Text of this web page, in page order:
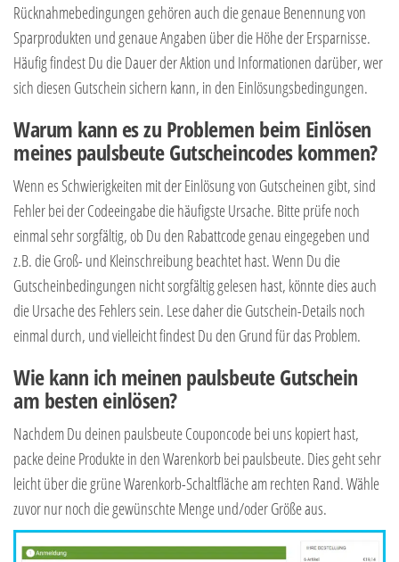
Rücknahmebedingungen gehören auch die genaue Benennung von
Sparprodukten und genaue Angaben über die Höhe der Ersparnisse.
Häufig findest Du die Dauer der Aktion und Informationen darüber, wer
sich diesen Gutschein sichern kann, in den Einlösungsbedingungen.
Warum kann es zu Problemen beim Einlösen
meines paulsbeute Gutscheincodes kommen?
Wenn es Schwierigkeiten mit der Einlösung von Gutscheinen gibt, sind
Fehler bei der Codeeingabe die häufigste Ursache. Bitte prüfe noch
einmal sehr sorgfältig, ob Du den Rabattcode genau eingegeben und
z.B. die Groß- und Kleinschreibung beachtet hast. Wenn Du die
Gutscheinbedingungen nicht sorgfältig gelesen hast, könnte dies auch
die Ursache des Fehlers sein. Lese daher die Gutschein-Details noch
einmal durch, und vielleicht findest Du den Grund für das Problem.
Wie kann ich meinen paulsbeute Gutschein
am besten einlösen?
Nachdem Du deinen paulsbeute Couponcode bei uns kopiert hast,
packe deine Produkte in den Warenkorb bei paulsbeute. Dies geht sehr
leicht über die grüne Warenkorb-Schaltfläche am rechten Rand. Wähle
zuvor nur noch die gewünschte Menge und/oder Größe aus.